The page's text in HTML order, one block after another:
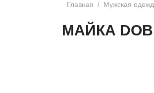
Главная / Мужская
МАЙКА